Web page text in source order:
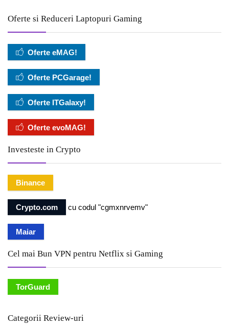
Oferte si Reduceri Laptopuri Gaming
Oferte eMAG!
Oferte PCGarage!
Oferte ITGalaxy!
Oferte evoMAG!
Investeste in Crypto
Binance
Crypto.com cu codul "cgmxnrvemv"
Maiar
Cel mai Bun VPN pentru Netflix si Gaming
TorGuard
Categorii Review-uri